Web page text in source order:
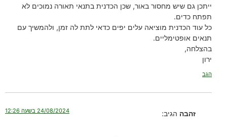
ייתכן גם שיש מחסור באור, שכן הכדנית בתנאי תאורה נמוכים לא
תפתח כדים.
כל עוד הכדנית מוציאה עלים יפים כדאי לתת לה זמן, ולהמשיך עם
תנאים אופטימליים.
בהצלחה,
ירון
הגב
זהבה הגיב: 24/08/2024 בשעה 12:26